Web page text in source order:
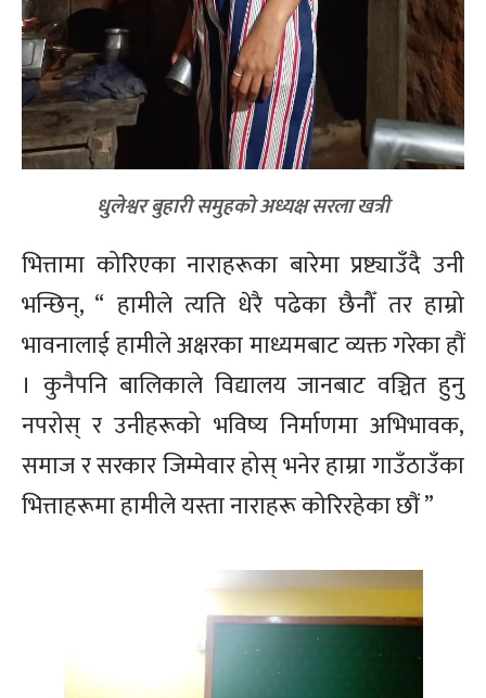
धुलेश्वर बुहारी समुहको अध्यक्ष सरला खत्री
भित्तामा कोरिएका नाराहरूका बारेमा प्रष्ट्याउँदै उनी
भन्छिन्, “ हामीले त्यति धेरै पढेका छैनौँ तर हाम्रो
भावनालाई हामीले अक्षरका माध्यमबाट व्यक्त गरेका हौं
। कुनैपनि बालिकाले विद्यालय जानबाट वञ्चित हुनु
नपरोस् र उनीहरूको भविष्य निर्माणमा अभिभावक,
समाज र सरकार जिम्मेवार होस् भनेर हाम्रा गाउँठाउँका
भित्ताहरूमा हामीले यस्ता नाराहरू कोरिरहेका छौं ”